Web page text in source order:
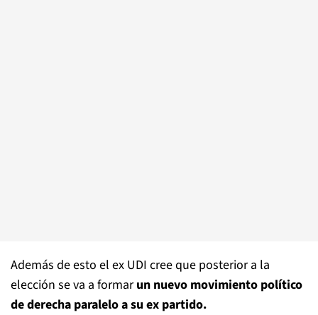
Además de esto el ex UDI cree que posterior a la
elección se va a formarun nuevo movimiento político
de derecha paralelo a su ex partido.